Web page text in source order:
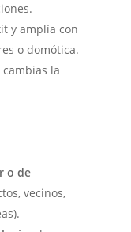
y amplía con
o domótica.
la
o de
vecinos,